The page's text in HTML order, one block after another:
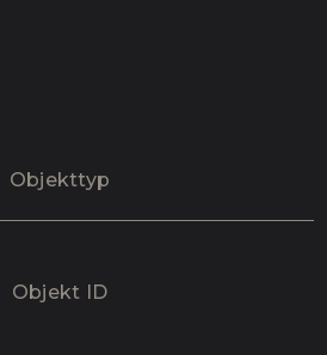
Objekttyp
Objekt ID